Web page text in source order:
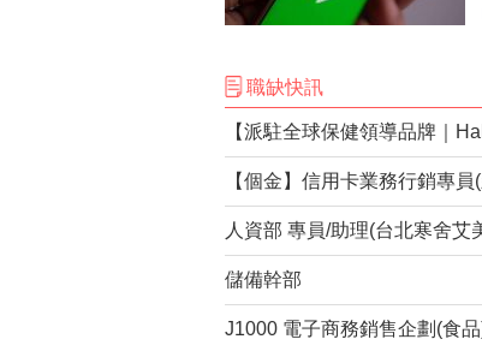
職缺快訊
【個金】信用卡業務行銷專員
人資部 專員/助理(台北寒舍艾
儲備幹部
J1000 電子商務銷售企劃(食